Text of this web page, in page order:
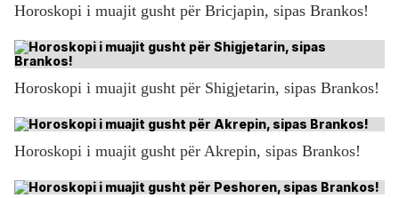
Horoskopi i muajit gusht për Bricjapin, sipas Brankos!
Horoskopi i muajit gusht për Shigjetarin, sipas Brankos!
Horoskopi i muajit gusht për Akrepin, sipas Brankos!